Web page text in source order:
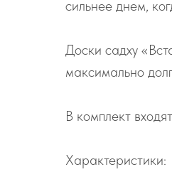
сильнее днем,
Доски садху
максимально
В комплект
Характеристики: